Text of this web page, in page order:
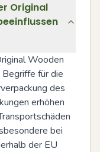
Original
Wooden
Begriffe für die
des
erhöhen
bei
der EU